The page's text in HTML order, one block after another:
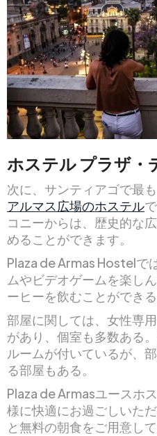
ホステル プラザ・
次に、サンティアゴで最
アルマス広場のホステル
コニーからは、歴史的な
めることができます。
Plaza de Armas Hostelで
ムやビデオゲームを楽し
ーヒーを飲むことができる
部屋に関しては、女性専
があり、個室も多数ある
ルームが付いているが、
る部屋もある。
Plaza de Armasユースホ
様に快適にお過ごしいた
と無料の朝食をご用意して